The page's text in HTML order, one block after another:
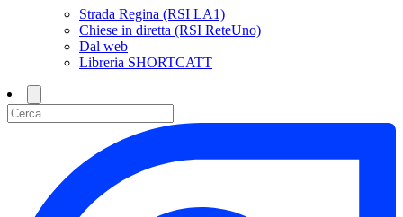
Strada Regina (RSI LA1)
Chiese in diretta (RSI ReteUno)
Dal web
Libreria SHORTCATT